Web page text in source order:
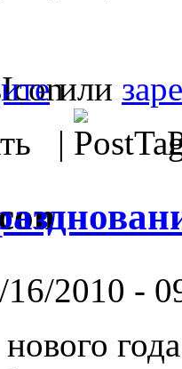
или
|
2010 -